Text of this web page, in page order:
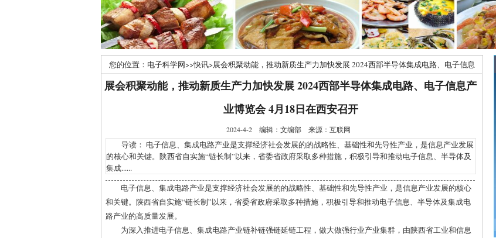
您的位置： 电子科学网>>快讯>展会积聚动能，推动新质生产力加快发展 2024西部半导体集成电路、电子信息
产业博览会 4月18日在西安召开
展会积聚动能，推动新质生产力加快发展 2024西部半导体集成电路、电子信息产
业博览会 4月18日在西安召开
2024-4-2 编辑：文编部 来源：互联网
导读： 电子信息、集成电路产业是支撑经济社会发展的的战略性、基础性和先导性产业，是信息产业发展
的核心和关键。陕西省自实施“链长制”以来，省委省政府采取多种措施，积极引导和推动电子信息、半导体及
集成......
电子信息、集成电路产业是支撑经济社会发展的的战略性、基础性和先导性产业，是信息产业发展的核心
和关键。陕西省自实施“链长制”以来，省委省政府采取多种措施，积极引导和推动电子信息、半导体及集成电
路产业的高质量发展。
为深入推进电子信息、集成电路产业链补链强链延链工程，做大做强行业产业集群，由陕西省工业和信息